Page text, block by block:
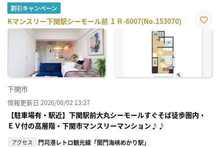
割引キャンペーン
Kマンスリー下関駅シーモール前 １Ｒ-6007(No.153070)
お気
下関市
情報更新日 2026/08/02 13:27
【駐車場有・駅近】下関駅前大丸シーモールすぐそば徒歩圏内・
ＥＶ付の高層階・下関市マンスリーマンション♪♪
アクセス 門司港レトロ観光線「関門海峡めかり駅」